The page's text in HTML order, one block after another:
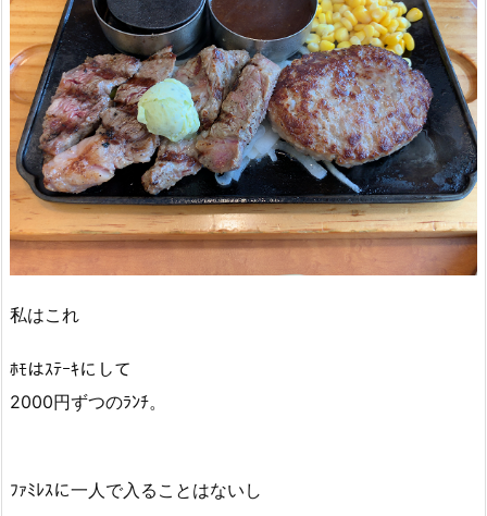
私はこれ
ﾎﾓはｽﾃｰｷにして
2000円ずつのﾗﾝﾁ。
ﾌｧﾐﾚｽに一人で入ることはないし